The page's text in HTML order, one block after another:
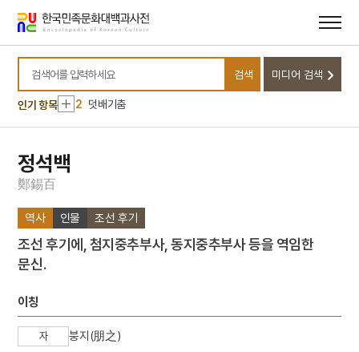
바로가기
바로가기
검색어를 입력하세요
검색 미디어 검색
인기 항목
10 금수회의록
1 갑신정변
2 덧배기춤
3 뎨김
7
조선
8
경녕군
1 갑신정변
2
덧배기춤
정석백
鄭錫百
역사 인물 조선 후기
조선 후기에, 첨지중추부사, 동지중추부사 등을 역임한
문신.
이칭
자 붕지(朋之)